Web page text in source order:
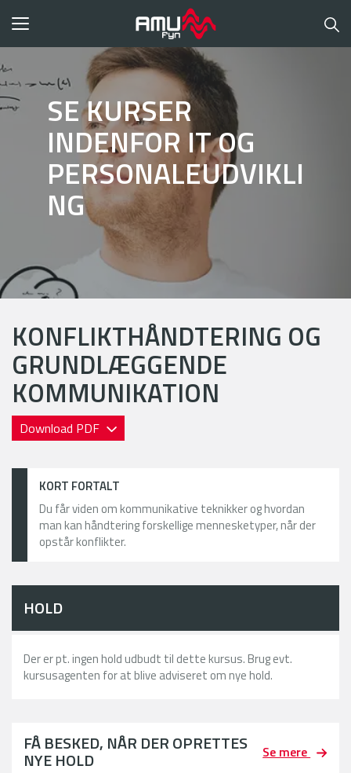
Toggle
SE KURSER
INDENFOR IT OG
PERSONALEUDVIKLI
NG
KONFLIKTHÅNDTERING OG
GRUNDLÆGGENDE
KOMMUNIKATION
Download PDF
KORT FORTALT
Du får viden om kommunikative teknikker og hvordan
man kan håndtering forskellige mennesketyper, når der
opstår konflikter.
HOLD
Der er pt. ingen hold udbudt til dette kursus. Brug evt.
kursusagenten for at blive adviseret om nye hold.
FÅ BESKED, NÅR DER OPRETTES
NYE HOLD Se mere